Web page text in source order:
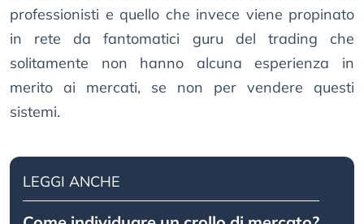
professionisti e quello che invece viene propinato
in rete da fantomatici guru del trading che
solitamente non hanno alcuna esperienza in
merito ai mercati, se non per vendere questi
sistemi.
LEGGI ANCHE